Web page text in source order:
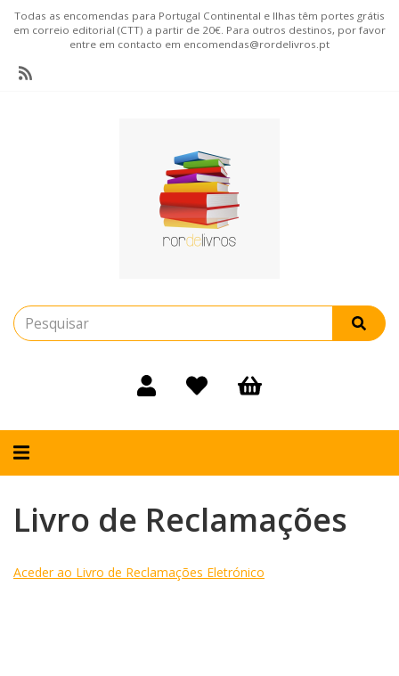
Todas as encomendas para Portugal Continental e Ilhas têm portes grátis
em correio editorial (CTT) a partir de 20€. Para outros destinos, por favor
entre em contacto em encomendas@rordelivros.pt
Alternar
Livro de Reclamações
Aceder ao Livro de Reclamações Eletrónico